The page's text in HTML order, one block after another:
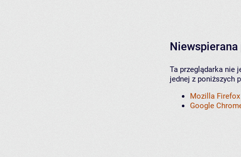
Ta przeglądarka nie
jednej z poniższych
Mozilla Firefox
Google